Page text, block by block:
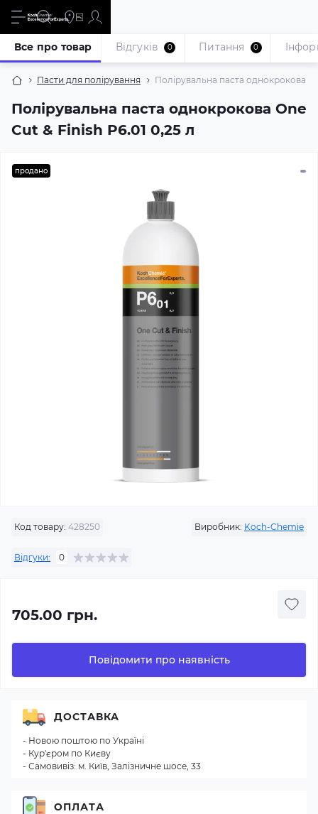
Пасти для полірування Полірувальна паста однокрокова
Полірувальна паста однокрокова One
Cut & Finish P6.01 0,25 л
Все про товар Відгуків 0 Питання 0
продано
Код товару: 428250 Виробник: Koch-Chemie
Відгуки: 0
705.00 грн.
Повідомити про наявність
ДОСТАВКА
- Новою поштою по Україні
- Кур'єром по Києву
- Самовивіз: м. Київ, Залізничне шосе, 33
ОПЛАТА